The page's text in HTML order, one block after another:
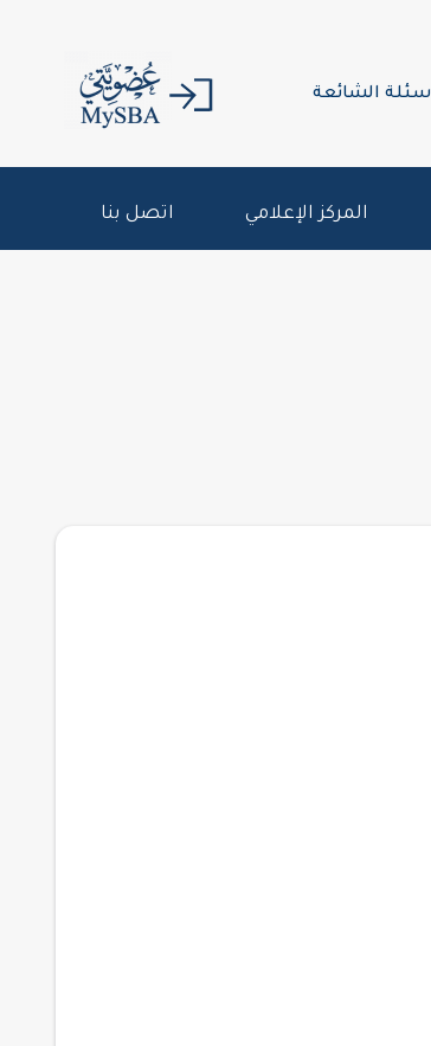
الشائعة
المركز الإعلامي اتصل بنا